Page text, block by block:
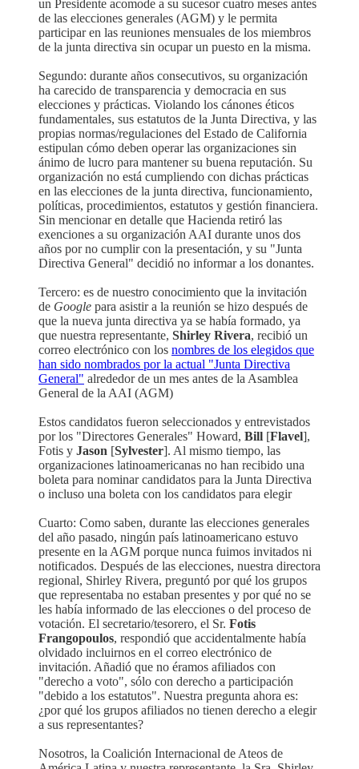
un Presidente acomode a su sucesor cuatro meses antes
de las elecciones generales (AGM) y le permita
participar en las reuniones mensuales de los miembros
de la junta directiva sin ocupar un puesto en la misma.
Segundo: durante años consecutivos, su organización
ha carecido de transparencia y democracia en sus
elecciones y prácticas. Violando los cánones éticos
fundamentales, sus estatutos de la Junta Directiva, y las
propias normas/regulaciones del Estado de California
estipulan cómo deben operar las organizaciones sin
ánimo de lucro para mantener su buena reputación. Su
organización no está cumpliendo con dichas prácticas
en las elecciones de la junta directiva, funcionamiento,
políticas, procedimientos, estatutos y gestión financiera.
Sin mencionar en detalle que Hacienda retiró las
exenciones a su organización AAI durante unos dos
años por no cumplir con la presentación, y su "Junta
Directiva General" decidió no informar a los donantes.
Tercero: es de nuestro conocimiento que la invitación
de Google para asistir a la reunión se hizo después de
que la nueva junta directiva ya se había formado, ya
que nuestra representante, Shirley Rivera, recibió un
correo electrónico con los nombres de los elegidos que
han sido nombrados por la actual "Junta Directiva
General" alrededor de un mes antes de la Asamblea
General de la AAI (AGM)
Estos candidatos fueron seleccionados y entrevistados
por los "Directores Generales" Howard, Bill [Flavel],
Fotis y Jason [Sylvester]. Al mismo tiempo, las
organizaciones latinoamericanas no han recibido una
boleta para nominar candidatos para la Junta Directiva
o incluso una boleta con los candidatos para elegir
Cuarto: Como saben, durante las elecciones generales
del año pasado, ningún país latinoamericano estuvo
presente en la AGM porque nunca fuimos invitados ni
notificados. Después de las elecciones, nuestra directora
regional, Shirley Rivera, preguntó por qué los grupos
que representaba no estaban presentes y por qué no se
les había informado de las elecciones o del proceso de
votación. El secretario/tesorero, el Sr. Fotis
Frangopoulos, respondió que accidentalmente había
olvidado incluirnos en el correo electrónico de
invitación. Añadió que no éramos afiliados con
"derecho a voto", sólo con derecho a participación
"debido a los estatutos". Nuestra pregunta ahora es:
¿por qué los grupos afiliados no tienen derecho a elegir
a sus representantes?
Nosotros, la Coalición Internacional de Ateos de